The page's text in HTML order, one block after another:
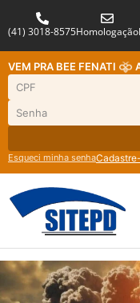
(41) 3018-8575Homologação
VEM PRA BEE FENATI
Esqueci minha senha